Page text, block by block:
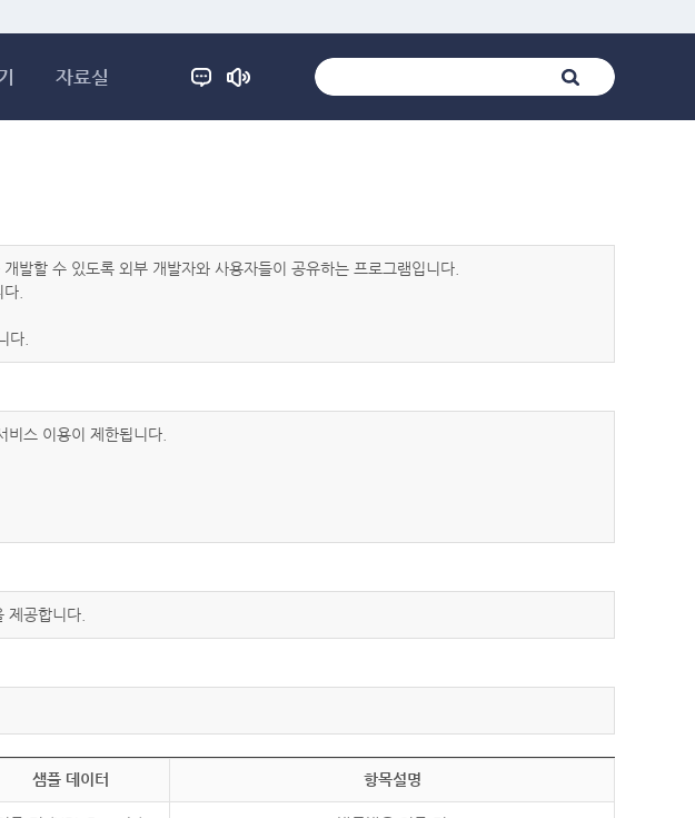
자료실
발할 수 있도록 외부 개발자와 사용자들이 공유하는 프로그램입니다.
.
다.
스 이용이 제한됩니다.
공합니다.
샘플 데이터 항목설명